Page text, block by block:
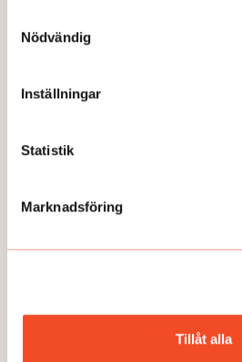
Nödvändig
Inställningar
Statistik
Marknadsföring
Tillåt alla